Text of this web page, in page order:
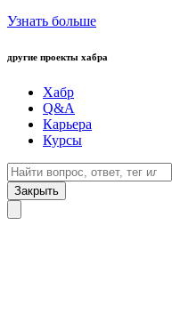
Узнать больше
другие проекты хабра
Хабр
Q&A
Карьера
Курсы
Закрыть